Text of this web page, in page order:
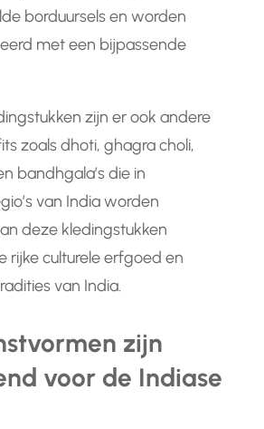
borduursels en worden
met een bijpassende
zijn er ook andere
zoals dhoti, ghagra choli,
bandhgala’s die in
van India worden
deze kledingstukken
rijke culturele erfgoed en
van India.
zijn
voor de Indiase